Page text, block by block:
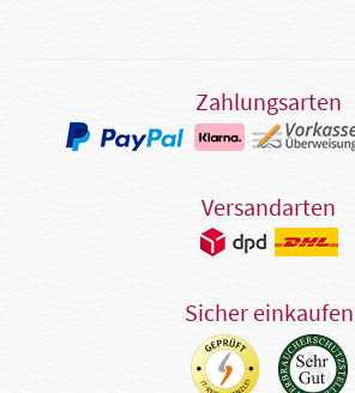
Zahlungsarten
Versandarten
Sicher einkaufen